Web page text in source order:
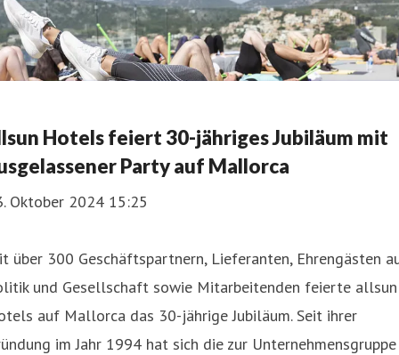
Hotels feiert 30-jähriges Jubiläum mit
Party auf Mallorca
Oktober 2024 15:25
über 300 Geschäftspartnern, Lieferanten, Ehrengästen
und Gesellschaft sowie Mitarbeitenden feierte allsun
auf Mallorca das 30-jährige Jubiläum. Seit ihrer
im Jahr 1994 hat sich die zur Unternehmensgruppe